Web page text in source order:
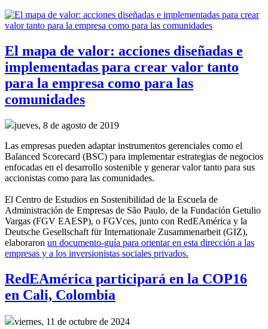
El mapa de valor: acciones diseñadas e
implementadas para crear valor tanto
para la empresa como para las
comunidades
jueves, 8 de agosto de 2019
Las empresas pueden adaptar instrumentos gerenciales como el
Balanced Scorecard (BSC) para implementar estrategias de negocios
enfocadas en el desarrollo sostenible y generar valor tanto para sus
accionistas como para las comunidades.
El Centro de Estudios en Sostenibilidad de la Escuela de
Administración de Empresas de São Paulo, de la Fundación Getulio
Vargas (FGV EAESP), o FGVces, junto con RedEAmérica y la
Deutsche Gesellschaft für Internationale Zusammenarbeit (GIZ),
elaboraron un documento-guía para orientar en esta dirección a las
empresas y a los inversionistas sociales privados.
RedEAmérica participará en la COP16
en Cali, Colombia
viernes, 11 de octubre de 2024